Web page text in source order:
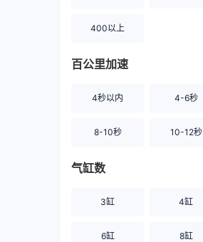
400以上
百公里加速
4秒以内 4-6秒
8-10秒 10-12秒
气缸数
3缸 4缸
6缸 8缸